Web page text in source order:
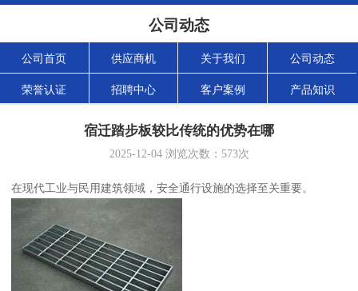
公司动态
公司首页 供应商机 关于我们 公司动态
荣誉认证 招聘中心 客户案例 产品知识
宿迁踏步板较比传统的优势在哪
2025-12-04浏览次数： 573次
在现代工业与民用建筑领域，安全通行设施的选择至关重要。